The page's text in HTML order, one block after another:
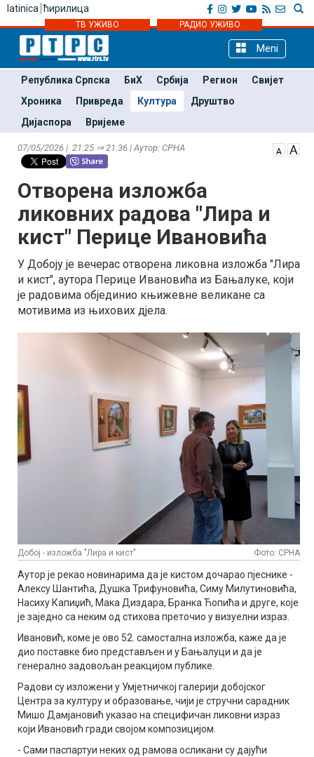
latinica ћирилица
ТВ УЖИВО РАДИО УЖИВО
Meni
Република Српска БиХ Србија Регион
Свијет
Хроника
Привреда Култура
Друштво
Дијаспора
Вријеме
07/05/2026 | 21:25 ⇒ 21:36 | Аутор: СРНА
Отворена изложба
ликовних радова "Лира и
кист" Перице Ивановића
У Добоју је вечерас отворена ликовна изложба "Лира
и кист", аутора Перице Ивановића из Бањалуке, који
је радовима објединио књижевне великане са
мотивима из њихових дјела.
Добој - изложба "Лира и кист" Фото: СРНА
Аутор је рекао новинарима да је кистом дочарао пјеснике -
Алексу Шантића, Душка Трифуновића, Симу Милутиновића,
Насиху Капиџић, Мака Диздара, Бранка Ћопића и друге, које
је заједно са неким од стихова преточио у визуелни израз.
Ивановић, коме је ово 52. самостална изложба, каже да је
дио поставке био представљен и у Бањалуци и да је
генерално задовољан реакцијом публике.
Радови су изложени у Умјетничкој галерији добојског
Центра за културу и образовање, чији је стручни сарадник
Мишо Дамјановић указао на специфичан ликовни израз
који Ивановић гради својом композицијом.
- Сами паспартуи неких од рамова осликани су дајући